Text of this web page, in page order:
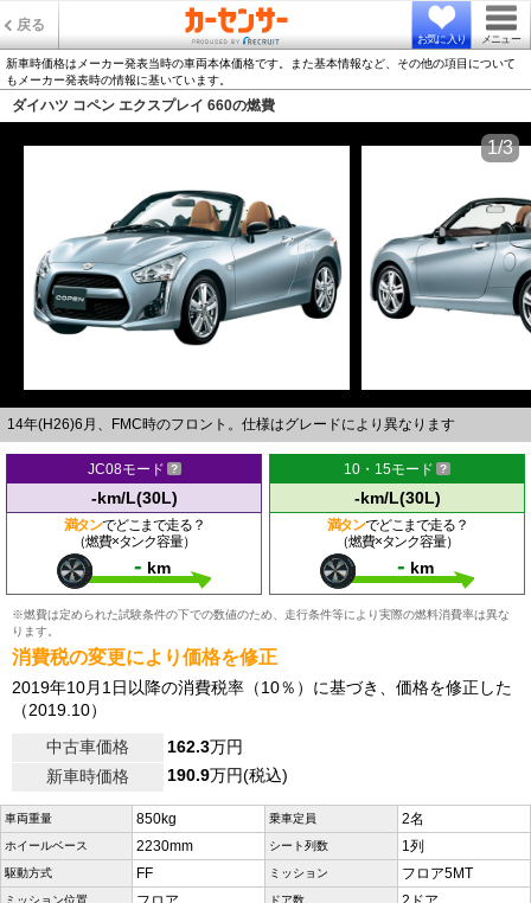
戻る
お気に入り メニュー
新車時価格はメーカー発表当時の車両本体価格です。また基本情報など、その他の項目について
もメーカー発表時の情報に基いています。
ダイハツ コペン エクスプレイ 660の燃費
14年(H26)6月、FMC時のフロント。仕様はグレードにより異なります
1/3
JC08モード
-km/L(30L)
満タンでどこまで走る？
（燃費×タンク容量）
- km
10・15モード
-km/L(30L)
満タンでどこまで走る？
（燃費×タンク容量）
- km
※燃費は定められた試験条件の下での数値のため、走行条件等により実際の燃料消費率は異な
ります。
消費税の変更により価格を修正
2019年10月1日以降の消費税率（10％）に基づき、価格を修正した
（2019.10）
中古車価格
162.3万円
新車時価格
190.9万円(税込)
車両重量 850kg 乗車定員 2名
ホイールベース 2230mm シート列数 1列
駆動方式 FF ミッション フロア5MT
ミッション位置 ドア数